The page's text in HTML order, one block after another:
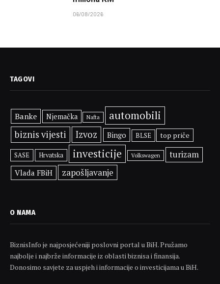
06/08/2026
TAGOVI
Banke Njemačka Nafta automobili
biznis vijesti Izvoz Bingo BLSE top priče
SASE Hrvatska investicije Volkswagen turizam
Vlada FBiH zapošljavanje
O NAMA
BiznisInfo je najposjećeniji poslovni portal u BiH. Pružamo
najbolje i najbrže informacije iz oblasti biznisa i finansija.
Donosimo savjete za uspjeh i informacije o investicijama u BiH.